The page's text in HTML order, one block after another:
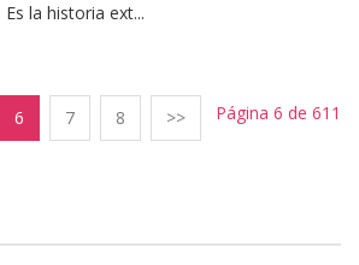
la historia ext...
6 7 8 >> Página 6 de 611